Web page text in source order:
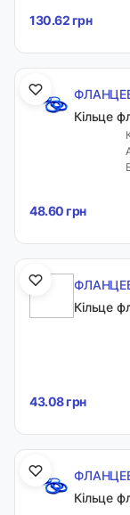
130.62 грн
Кільце
48.60 грн
Кільце
43.08 грн
Кільце